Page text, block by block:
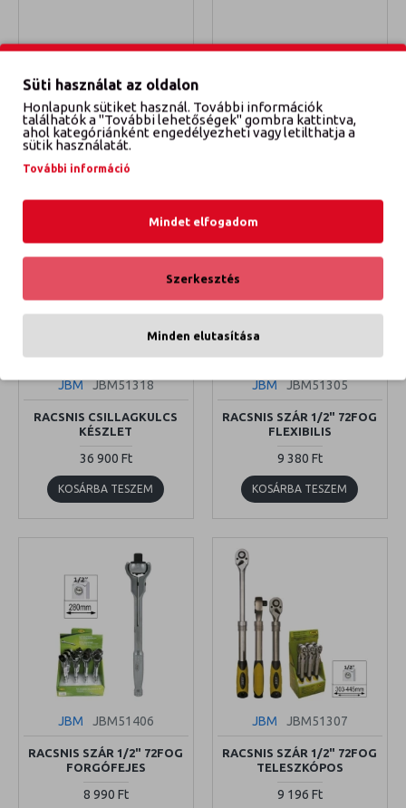
L-HAJTÓSZÁR 3/4" 300MM
6 718 Ft
KOSÁRBA TESZEM
9 469 Ft
JBM JBM51318
RACSNIS CSILLAGKULCS
KÉSZLET
36 900 Ft
KOSÁRBA TESZEM
JBM JBM51305
RACSNIS SZÁR 1/2" 72FOG
FLEXIBILIS
9 380 Ft
KOSÁRBA TESZEM
JBM JBM51406
RACSNIS SZÁR 1/2" 72FOG
FORGÓFEJES
8 990 Ft
JBM JBM51307
RACSNIS SZÁR 1/2" 72FOG
TELESZKÓPOS
9 196 Ft
Süti használat az oldalon
Honlapunk sütiket használ. További információk
találhatók a "További lehetőségek" gombra kattintva,
ahol kategóriánként engedélyezheti vagy letilthatja a
sütik használatát.
További információ
Mindet elfogadom
Szerkesztés
Minden elutasítása